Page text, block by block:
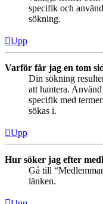
specifik och
sökning.
Upp
Varför får jag en tom
Din sökning
att hantera.
specifik med
sökas i.
Upp
Hur söker jag efter
Gå till
länken.